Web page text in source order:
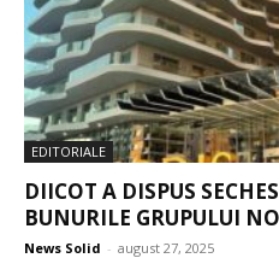
EDITORIALE
DIICOT A DISPUS
BUNURILE GRUPULUI
News Solid - august 27, 2025